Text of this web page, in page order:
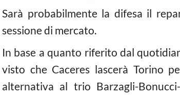
Sarà probabilmente la difesa il
sessione di mercato.
In base a quanto riferito dal
visto che Caceres lascerà Torino
alternativa al trio Barzagli-